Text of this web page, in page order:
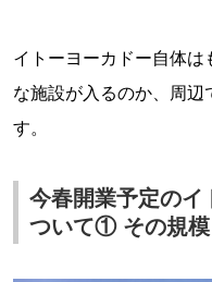
イトーヨーカドー自体は
な施設が入るのか、周
す。
今春開業予定のイ
ついて① その規模